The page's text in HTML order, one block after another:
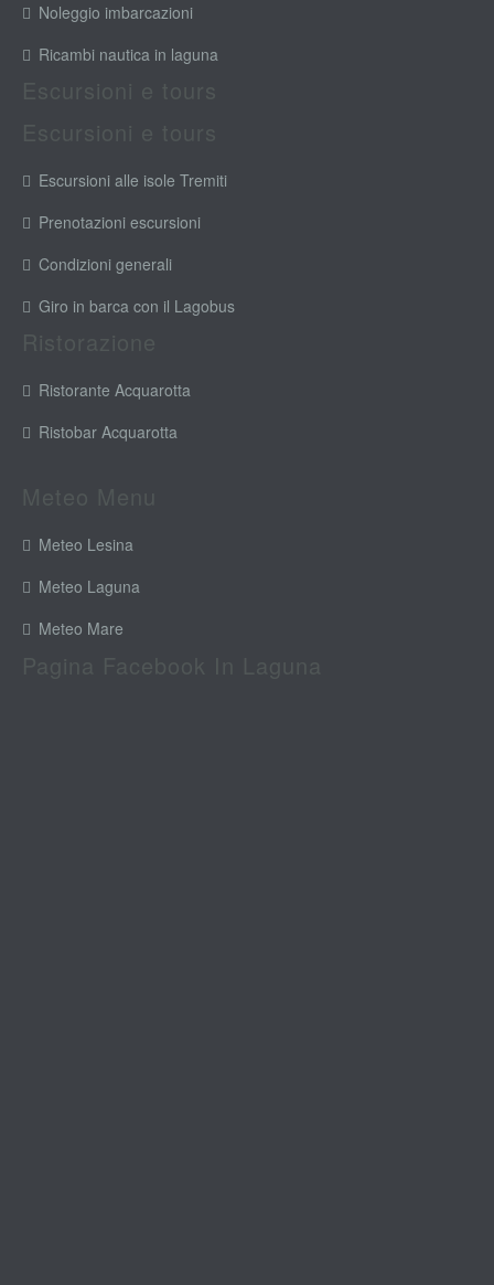
Noleggio imbarcazioni
Ricambi nautica in laguna
Escursioni alle isole Tremiti
Prenotazioni escursioni
Condizioni generali
Giro in barca con il Lagobus
Ristorante Acquarotta
Ristobar Acquarotta
Meteo Lesina
Meteo Laguna
Meteo Mare